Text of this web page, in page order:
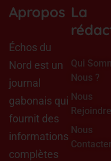
Apropos
Échos du
Nord est un
journal
gabonais qui
fournit des
informations
complètes
La
Qui
Nous ?
Nous
Rejoindre
Nous
Contacter